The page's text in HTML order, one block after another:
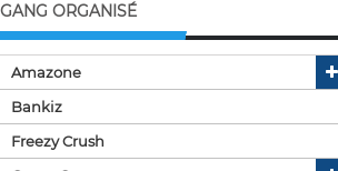
GANG ORGANISÉ
Amazone
Bankiz
Freezy Crush